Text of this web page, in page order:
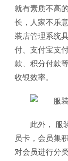
就有素质不高
长，人家不乐意
装店管理系统
付、支付宝支
款、积分付款
收银效率。
此外， 服装店管理系统可以给每个会员分配电子会
员卡，会员集
对会员进行分